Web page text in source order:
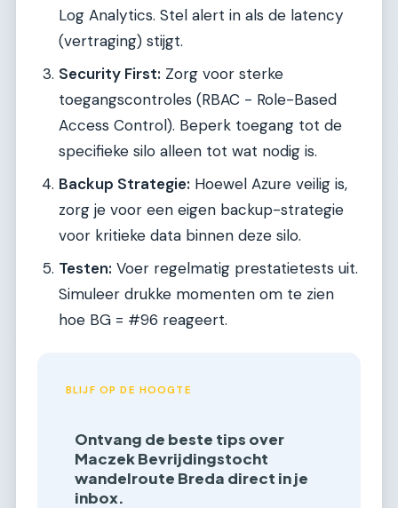
Log Analytics. Stel alert in als de latency
(vertraging) stijgt.
Security First: Zorg voor sterke
toegangscontroles (RBAC - Role-Based
Access Control). Beperk toegang tot de
specifieke silo alleen tot wat nodig is.
Backup Strategie: Hoewel Azure veilig is,
zorg je voor een eigen backup-strategie
voor kritieke data binnen deze silo.
Testen: Voer regelmatig prestatietests uit.
Simuleer drukke momenten om te zien
hoe BG = #96 reageert.
BLIJF OP DE HOOGTE
Ontvang de beste tips over
Maczek Bevrijdingstocht
wandelroute Breda direct in je
inbox.